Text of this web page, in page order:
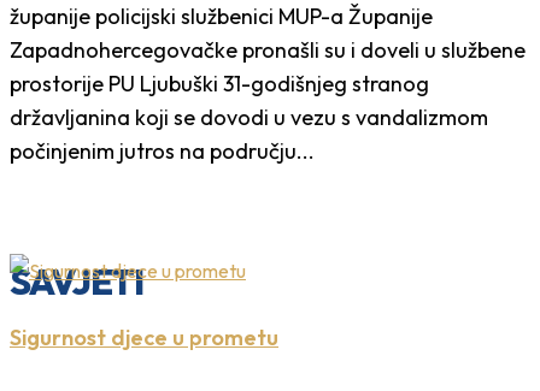
županije policijski službenici MUP-a Županije
Zapadnohercegovačke pronašli su i doveli u službene
prostorije PU Ljubuški 31-godišnjeg stranog
državljanina koji se dovodi u vezu s vandalizmom
počinjenim jutros na području...
SAVJETI
Sigurnost djece u prometu